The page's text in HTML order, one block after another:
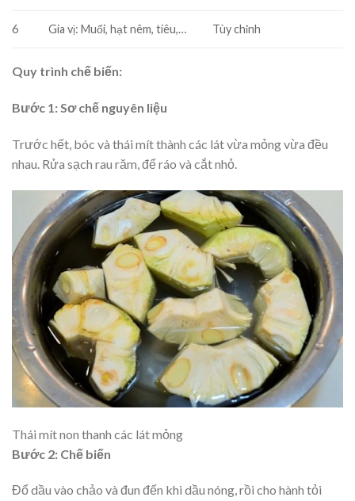
6 Gia vị: Muối, hạt nêm, tiêu,… Tùy chỉnh
Quy trình chế biến:
Bước 1: Sơ chế nguyên liệu
Trước hết, bóc và thái mít thành các lát vừa mỏng vừa đều
nhau. Rửa sạch rau răm, để ráo và cắt nhỏ.
Thái mít non thanh các lát mỏng
Bước 2: Chế biến
Đổ dầu vào chảo và đun đến khi dầu nóng, rồi cho hành tỏi